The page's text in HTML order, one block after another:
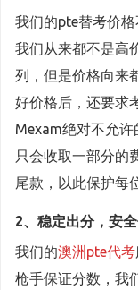
我们的pte替考价
我们从来都不是高
列，但是价格向来
好价格后，还要求
Mexam绝对不允许
只会收取一部分的
尾款，以此保护每
2、稳定出分，安
我们的澳洲pte代考
枪手保证分数，我